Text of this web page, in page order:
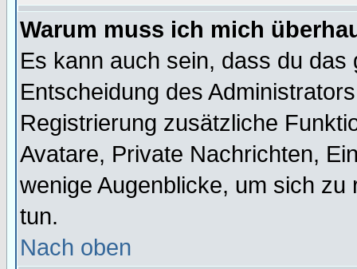
Warum muss ich mich
Es kann auch sein, dass du
Entscheidung des
Registrierung zusätzliche
Avatare, Private Nachrichten,
wenige Augenblicke, um sich
tun.
Nach oben